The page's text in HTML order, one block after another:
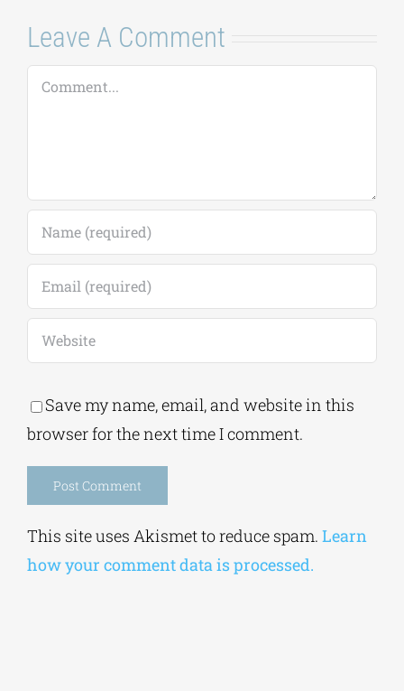
browser for the next time I comment.
Alternative:
how your comment data is processed.